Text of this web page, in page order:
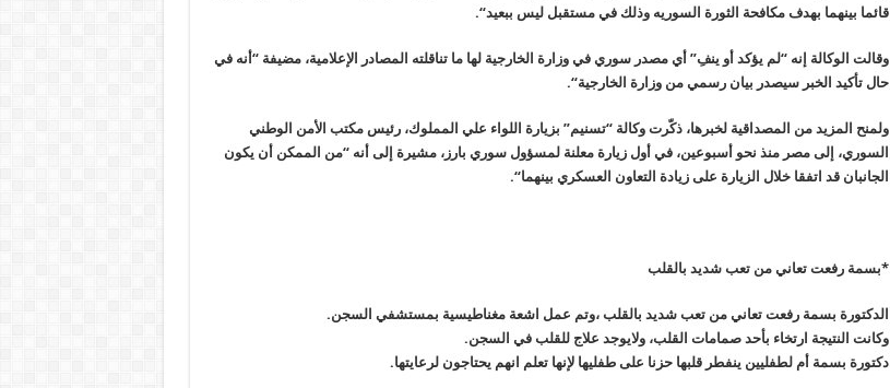
قائما بينهما بهدف مكافحة الثورة السوريه وذلك في مستقبل ليس ببعيد“.
وقالت الوكالة إنه “لم يؤكد أو ينفِ” أي مصدر سوري في وزارة الخارجية لها ما تناقلته المصادر الإعلامية، مضيفة “أنه في
حال تأكيد الخبر سيصدر بيان رسمي من وزارة الخارجية“.
ولمنح المزيد من المصداقية لخبرها، ذكّرت وكالة “تسنيم” بزيارة اللواء علي المملوك، رئيس مكتب الأمن الوطني
السوري، إلى مصر منذ نحو أسبوعين، في أول زيارة معلنة لمسؤول سوري بارز، مشيرة إلى أنه “من الممكن أن يكون
الجانبان قد اتفقا خلال الزيارة على زيادة التعاون العسكري بينهما“.
*بسمة رفعت تعاني من تعب شديد بالقلب
الدكتورة بسمة رفعت تعاني من تعب شديد بالقلب ،وتم عمل اشعة مغناطيسية بمستشفي السجن.
وكانت النتيجة ارتخاء بأحد صمامات القلب، ولايوجد علاج للقلب في السجن.
دكتورة بسمة أم لطفليين ينفطر قلبها حزنا على طفليها لإنها تعلم انهم يحتاجون لرعايتها.